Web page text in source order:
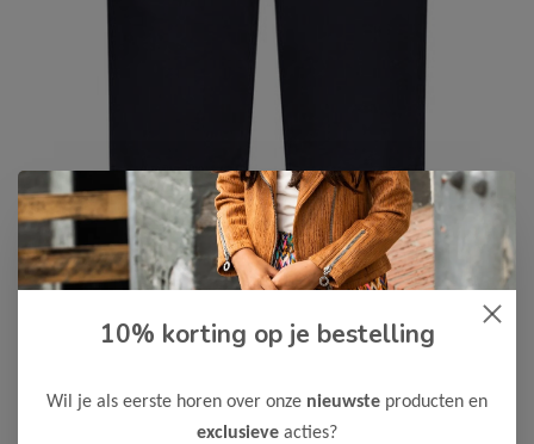
Le Chic Garçon
Le Chic Garcon Jongens Short
DRAKE
25,00
10% korting op je bestelling
Wil je als eerste horen over onze nieuwste producten en
exclusieve acties?